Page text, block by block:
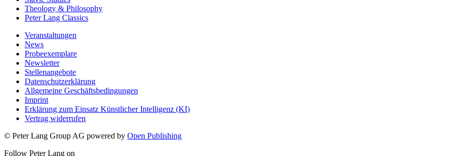
Theology & Philosophy
Peter Lang Classics
Veranstaltungen
News
Probeexemplare
Newsletter
Stellenangebote
Datenschutzerklärung
Allgemeine Geschäftsbedingungen
Imprint
Erklärung zum Einsatz Künstlicher Intelligenz (KI)
Vertrag widerrufen
© Peter Lang Group AG powered by Open Publishing
Follow Peter Lang on